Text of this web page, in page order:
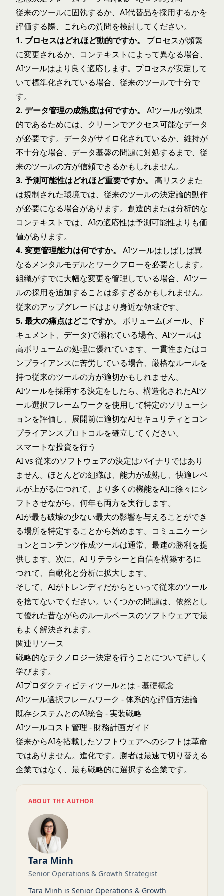
従来のツールに固執するか、AI代替品を採用するかを
評価する際、これらの質問を検討してください。
1. プロセスはどれほど動的ですか。
プロセスが頻繁
に変更されるか、コンテキストによって異なる場合、
AIツールはより良く適応します。プロセスが安定して
いて標準化されている場合、従来のツールで十分で
す。
2. データ管理の成熟度は何ですか。
AIツールが効果
的であるためには、クリーンでアクセス可能なデータ
が必要です。データがサイロ化されているか、維持が
不十分な場合、データ基盤の問題に対処するまで、従
来のツールの方が信頼できるかもしれません。
3. 予測可能性はどれほど重要ですか。
高リスクまた
は規制された環境では、従来のツールの決定論的動作
が必要になる場合があります。創造的または分析的な
コンテキストでは、AIの適応性は予測可能性よりも価
値があります。
4. 変更管理能力は何ですか。
AIツールはしばしば異
なるメンタルモデルとワークフローを必要とします。
組織がすでに大幅な変更を管理している場合、AIツー
ルの採用を追加することは多すぎるかもしれません。
従来のアップグレードはより身近な領域です。
5. 最大の痛点はどこですか。
ボリューム(メール、ド
キュメント、データ)で溺れている場合、AIツールは
高ボリュームの処理に優れています。一貫性またはコ
ンプライアンスに苦労している場合、厳格なルールを
持つ従来のツールの方が適切かもしれません。
AIツールを採用する決定をしたら、構造化されたAIツ
ール選択フレームワークを使用して特定のソリューシ
ョンを評価し、展開前に適切なAIセキュリティとコン
プライアンスプロトコルを確立してください。
スマートな投資を行う
AI vs 従来のソフトウェアの決定はバイナリではあり
ません。ほとんどの組織は、能力が成熟し、快適レベ
ルが上がるにつれて、より多くの機能をAIに徐々にシ
フトさせながら、何年も両方を実行します。
AIが最も破壊の少ない最大の影響を与えることができ
る場所を特定することから始めます。コミュニケーシ
ョンとコンテンツ作成ツールは通常、最速の勝利を提
供します。次に、AI リテラシーと自信を構築するに
つれて、自動化と分析に拡大します。
そして、AIがトレンディだからといって従来のツール
を捨てないでください。いくつかの問題は、依然とし
て優れた昔ながらのルールベースのソフトウェアで最
もよく解決されます。
関連リソース
戦略的なテクノロジー決定を行うことについて詳しく
学びます。
AIプロダクティビティツールとは - 基礎概念
AIツール選択フレームワーク - 体系的な評価方法論
既存システムとのAI統合 - 実装戦略
AIツールコスト管理 - 財務計画ガイド
従来からAIを搭載したソフトウェアへのシフトは革命
ではありません。進化です。勝者は最速で切り替える
企業ではなく、最も戦略的に選択する企業です。
ABOUT THE AUTHOR
Tara Minh
Senior Operations & Growth Strategist
Tara Minh is Senior Operations & Growth